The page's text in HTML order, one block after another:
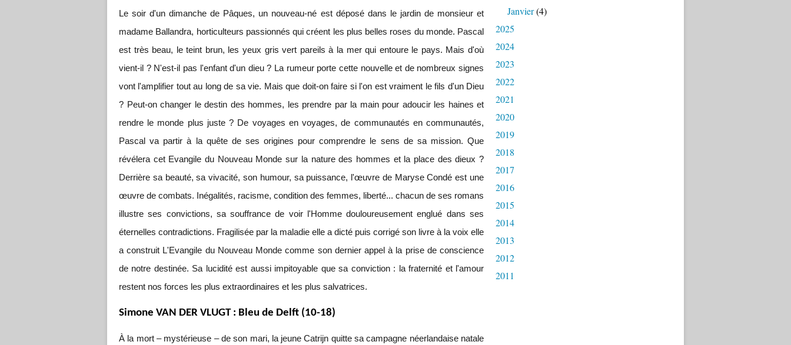
Le soir d'un dimanche de Pâques, un nouveau-né est déposé dans le jardin de monsieur et
madame Ballandra, horticulteurs passionnés qui créent les plus belles roses du monde. Pascal
est très beau, le teint brun, les yeux gris vert pareils à la mer qui entoure le pays. Mais d'où
vient-il ? N'est-il pas l'enfant d'un dieu ? La rumeur porte cette nouvelle et de nombreux signes
vont l'amplifier tout au long de sa vie. Mais que doit-on faire si l'on est vraiment le fils d'un Dieu
? Peut-on changer le destin des hommes, les prendre par la main pour adoucir les haines et
rendre le monde plus juste ? De voyages en voyages, de communautés en communautés,
Pascal va partir à la quête de ses origines pour comprendre le sens de sa mission. Que
révélera cet Evangile du Nouveau Monde sur la nature des hommes et la place des dieux ?
Derrière sa beauté, sa vivacité, son humour, sa puissance, l'œuvre de Maryse Condé est une
œuvre de combats. Inégalités, racisme, condition des femmes, liberté... chacun de ses romans
illustre ses convictions, sa souffrance de voir l'Homme douloureusement englué dans ses
éternelles contradictions. Fragilisée par la maladie elle a dicté puis corrigé son livre à la voix elle
a construit L'Evangile du Nouveau Monde comme son dernier appel à la prise de conscience
de notre destinée. Sa lucidité est aussi impitoyable que sa conviction : la fraternité et l'amour
restent nos forces les plus extraordinaires et les plus salvatrices.
Simone VAN DER VLUGT : Bleu de Delft (10-18)
À la mort – mystérieuse – de son mari, la jeune Catrijn quitte sa campagne néerlandaise natale
Janvier(4)
2025
2024
2023
2022
2021
2020
2019
2018
2017
2016
2015
2014
2013
2012
2011